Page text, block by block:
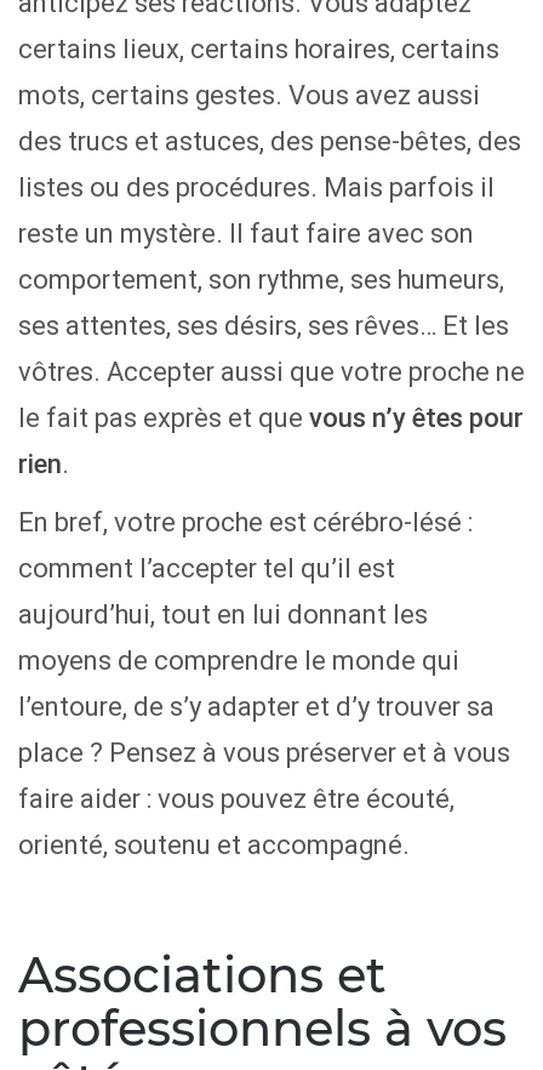
certains lieux, certains horaires, certains
mots, certains gestes. Vous avez aussi
des trucs et astuces, des pense-bêtes, des
listes ou des procédures. Mais parfois il
reste un mystère. Il faut faire avec son
comportement, son rythme, ses humeurs,
ses attentes, ses désirs, ses rêves… Et les
vôtres. Accepter aussi que votre proche ne
le fait pas exprès et que vous n’y êtes pour
rien.
En bref, votre proche est cérébro-lésé :
comment l’accepter tel qu’il est
aujourd’hui, tout en lui donnant les
moyens de comprendre le monde qui
l’entoure, de s’y adapter et d’y trouver sa
place ? Pensez à vous préserver et à vous
faire aider : vous pouvez être écouté,
orienté, soutenu et accompagné.
Associations et
professionnels à vos